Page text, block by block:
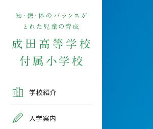
学校紹介
入学案内